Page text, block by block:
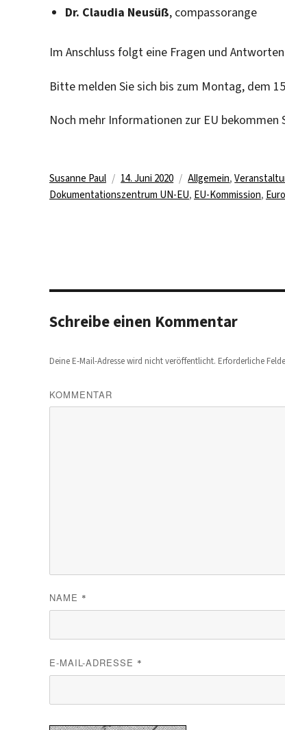
Dr. Claudia Neusüß, compassorange
Im Anschluss folgt eine Fragen und
Bitte melden Sie sich bis zum Montag, dem
Noch mehr Informationen zur EU bekommen
Autor
Susanne Paul
Veröffentlicht
am
14. Juni 2020 Kategorien
Allgemein,
Dokumentationszentrum UN-EU, EU-Kommission,
Schreibe einen Kommentar
Deine E-Mail-Adresse wird nicht veröffentlicht. Erforderliche
KOMMENTAR
NAME *
E-MAIL-ADRESSE *